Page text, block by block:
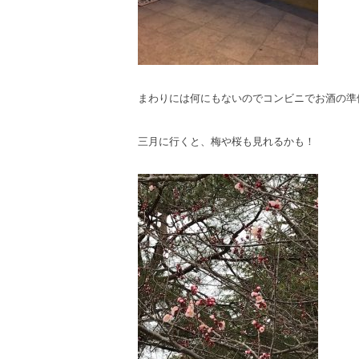
まわりには何にもないのでコンビニでお酒の
三月に行くと、梅や桜も見れるかも！